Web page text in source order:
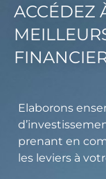
ACCÉDEZ
Elaborons
prenant en
les leviers à